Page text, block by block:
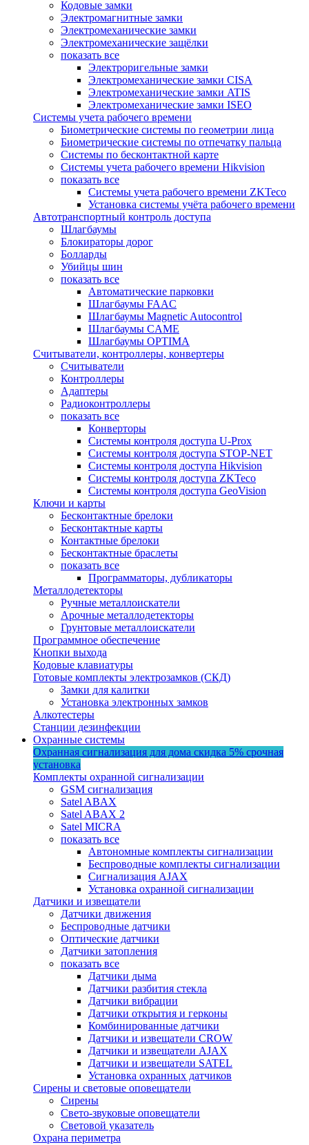
Кодовые замки
Электромагнитные замки
Электромеханические замки
Электромеханические защёлки
показать все
Электроригельные замки
Электромеханические замки CISA
Электромеханические замки ATIS
Электромеханические замки ISEO
Системы учета рабочего времени
Биометрические системы по геометрии лица
Биометрические системы по отпечатку пальца
Системы по бесконтактной карте
Системы учета рабочего времени Hikvision
показать все
Системы учета рабочего времени ZKTeco
Установка системы учёта рабочего времени
Автотранспортный контроль доступа
Шлагбаумы
Блокираторы дорог
Болларды
Убийцы шин
показать все
Автоматические парковки
Шлагбаумы FAAC
Шлагбаумы Magnetic Autocontrol
Шлагбаумы CAME
Шлагбаумы OPTIMA
Считыватели, контроллеры, конвертеры
Считыватели
Контроллеры
Адаптеры
Радиоконтроллеры
показать все
Конверторы
Системы контроля доступа U-Prox
Системы контроля доступа STOP-NET
Системы контроля доступа Hikvision
Системы контроля доступа ZKTeco
Системы контроля доступа GeoVision
Ключи и карты
Бесконтактные брелоки
Бесконтактные карты
Контактные брелоки
Бесконтактные браслеты
показать все
Программаторы, дубликаторы
Металлодетекторы
Ручные металлоискатели
Арочные металлодетекторы
Грунтовые металлоискатели
Программное обеспечение
Кнопки выхода
Кодовые клавиатуры
Готовые комплекты электрозамков (СКД)
Замки для калитки
Установка электронных замков
Алкотестеры
Станции дезинфекции
Охранные системы
Охранная сигнализация для дома скидка 5% срочная
установка
Комплекты охранной сигнализации
GSM сигнализация
Satel ABAX
Satel ABAX 2
Satel MICRA
показать все
Автономные комплекты сигнализации
Беспроводные комплекты сигнализации
Сигнализация AJAX
Установка охранной сигнализации
Датчики и извещатели
Датчики движения
Беспроводные датчики
Оптические датчики
Датчики затопления
показать все
Датчики дыма
Датчики разбития стекла
Датчики вибрации
Датчики открытия и герконы
Комбинированные датчики
Датчики и извещатели CROW
Датчики и извещатели AJAX
Датчики и извещатели SATEL
Установка охранных датчиков
Сирены и световые оповещатели
Сирены
Свето-звуковые оповещатели
Световой указатель
Охрана периметра